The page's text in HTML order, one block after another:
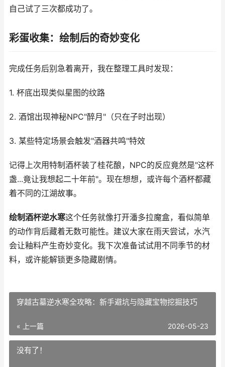
自己试了三次都成功了。
彩蛋收集：绘制后的奇妙变化
完成任务后别急着离开，我在整理工具时发现：
1. 杯底出现类似星图的纹路
2. 酒馆出现神秘NPC"醉月"（只在子时出现）
3. 某些特定场景会触发"酒器共鸣"特效
记得上次用特制酒杯装了桂花酿，NPC的反应竟然是"这杯
盏...竟让我想起二十年前"。现在想想，或许每个酒杯都藏
着不同的江湖故事。
绘制酒杯逆水寒这个任务就像打开潘多拉魔盒，看似简单
的动作背后藏着无数可能性。建议大家在雨天尝试，水汽
会让釉料产生奇妙变化。我下次准备试试用不同季节的材
料，或许能解锁更多隐藏剧情。
穿越古墓逆水寒全攻略：新手避坑与隐藏宝物挖掘技巧
« 上一篇 2026-05-23
没有了！